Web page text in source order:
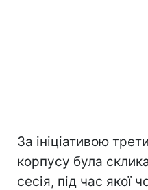
За ініціативою
корпусу була
сесія, під час якої